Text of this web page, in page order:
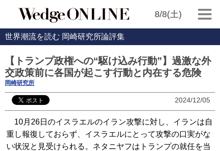
8/8(土)
世界潮流を読む 岡崎研究所論評集
【トランプ政権への“駆け込み行動”】過激な外
交政策前に各国が起こす行動と内在する危険
岡崎研究所
2024/12/05
10月26日のイスラエルのイラン攻撃に対し、イランは自
重し報復しておらず、イスラエルにとって攻撃の口実がな
い状況と見受けられる。ネタニヤフはトランプの就任を当